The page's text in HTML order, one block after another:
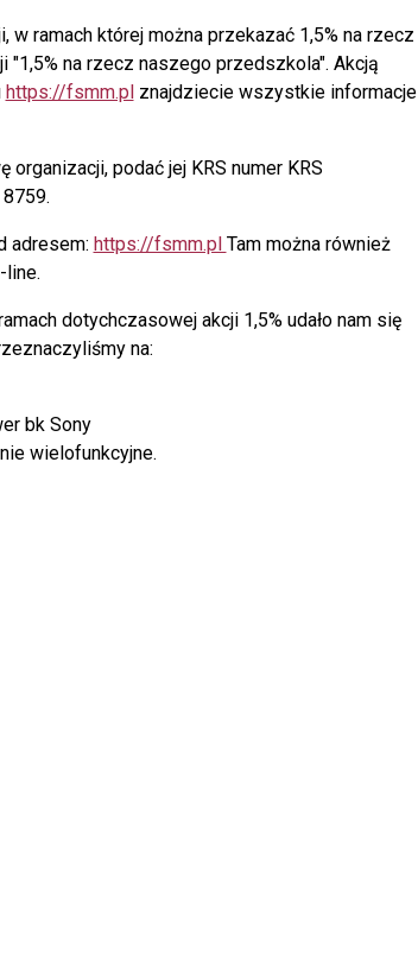
ramach której można przekazać 1,5% na rzecz
"1,5% na rzecz naszego przedszkola". Akcją
https://fsmm.plznajdziecie wszystkie informacje
podać jej KRS numer KRS
adresem: https://fsmm.pl Tam można również
line.
dotychczasowej akcji 1,5% udało nam się
na:
bk Sony
wielofunkcyjne.